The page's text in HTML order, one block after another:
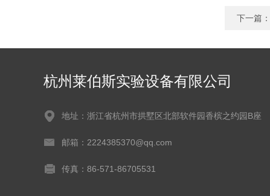
下一篇：
杭州莱伯斯实验设备有限公司
地址：浙江省杭州市拱墅区北部软件园香槟之约园B座
邮箱：2224385370@qq.com
传真：86-571-86705531